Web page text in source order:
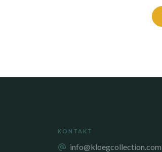
KONTAKT
info@kloegcollection.com